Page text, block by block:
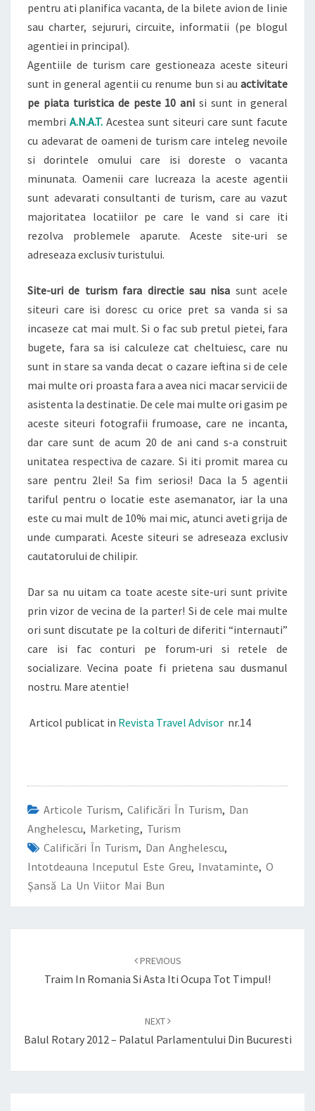
pentru ati planifica vacanta, de la bilete avion de linie
sau charter, sejururi, circuite, informatii (pe blogul
agentiei in principal).
Agentiile de turism care gestioneaza aceste siteuri
sunt in general agentii cu renume bun si au activitate
pe piata turistica de peste 10 ani si sunt in general
membri A.N.A.T. Acestea sunt siteuri care sunt facute
cu adevarat de oameni de turism care inteleg nevoile
si dorintele omului care isi doreste o vacanta
minunata. Oamenii care lucreaza la aceste agentii
sunt adevarati consultanti de turism, care au vazut
majoritatea locatiilor pe care le vand si care iti
rezolva problemele aparute. Aceste site-uri se
adreseaza exclusiv turistului.
Site-uri de turism fara directie sau nisa sunt acele
siteuri care isi doresc cu orice pret sa vanda si sa
incaseze cat mai mult. Si o fac sub pretul pietei, fara
bugete, fara sa isi calculeze cat cheltuiesc, care nu
sunt in stare sa vanda decat o cazare ieftina si de cele
mai multe ori proasta fara a avea nici macar servicii de
asistenta la destinatie. De cele mai multe ori gasim pe
aceste siteuri fotografii frumoase, care ne incanta,
dar care sunt de acum 20 de ani cand s-a construit
unitatea respectiva de cazare. Si iti promit marea cu
sare pentru 2lei! Sa fim seriosi! Daca la 5 agentii
tariful pentru o locatie este asemanator, iar la una
este cu mai mult de 10% mai mic, atunci aveti grija de
unde cumparati. Aceste siteuri se adreseaza exclusiv
cautatorului de chilipir.
Dar sa nu uitam ca toate aceste site-uri sunt privite
prin vizor de vecina de la parter! Si de cele mai multe
ori sunt discutate pe la colturi de diferiti “internauti”
care isi fac conturi pe forum-uri si retele de
socializare. Vecina poate fi prietena sau dusmanul
nostru. Mare atentie!
Articol publicat in Revista Travel Advisor nr.14
Articole Turism, Calificări În Turism, Dan
Anghelescu, Marketing, Turism
Calificări În Turism, Dan Anghelescu,
Intotdeauna Inceputul Este Greu, Invataminte, O
Şansă La Un Viitor Mai Bun
PREVIOUS
Traim In Romania Si Asta Iti Ocupa Tot Timpul!
NEXT
Balul Rotary 2012 – Palatul Parlamentului Din Bucuresti